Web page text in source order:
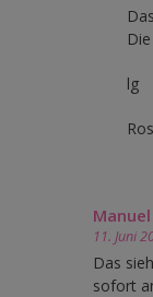
lg
11. Juni
Das
sofort